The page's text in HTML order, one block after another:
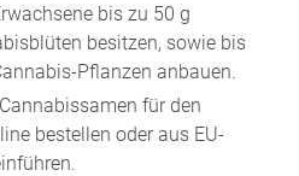
bis zu 50 g
besitzen, sowie bis
Pflanzen anbauen.
für den
bestellen oder aus EU-